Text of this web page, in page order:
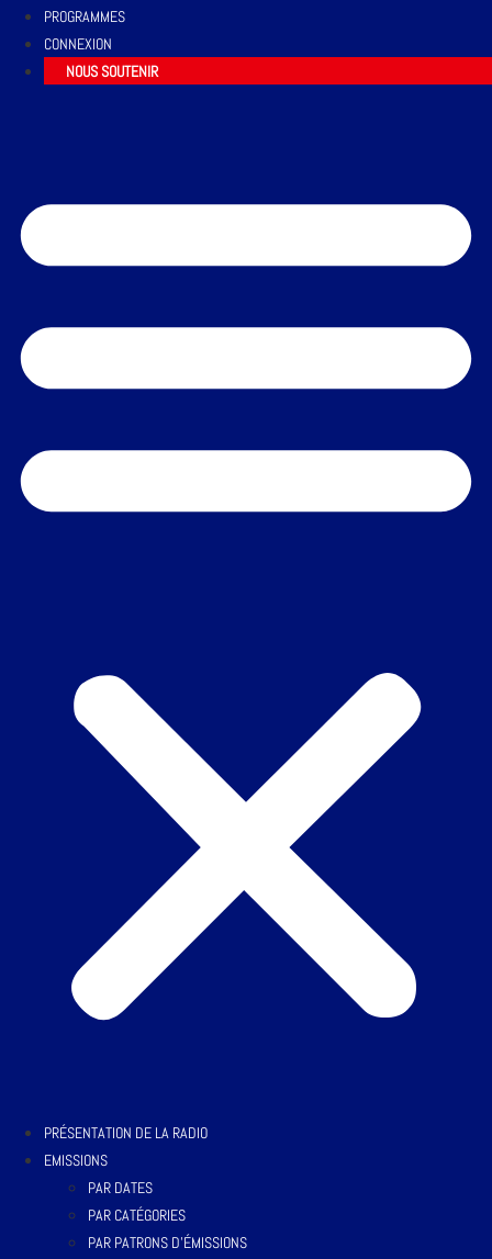
PROGRAMMES
CONNEXION
NOUS SOUTENIR
PRÉSENTATION DE LA RADIO
EMISSIONS
PAR DATES
PAR CATÉGORIES
PAR PATRONS D’ÉMISSIONS